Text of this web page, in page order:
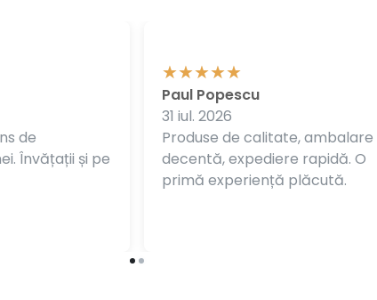
de
Învățații și pe
Produse de calitate, ambalare
decentă, expediere rapidă. O
primă experiență plăcută.
Paul Popescu
31 iul. 2026